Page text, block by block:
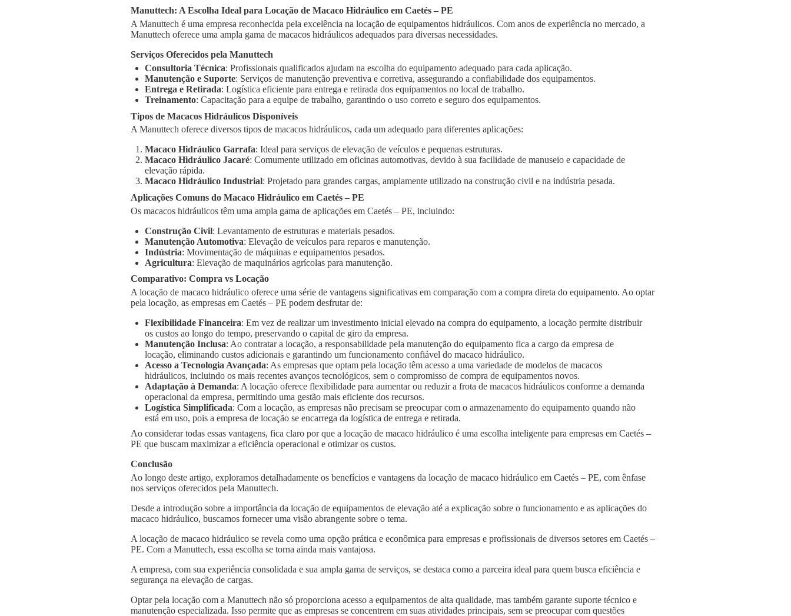
Manuttech: A Escolha Ideal para Locação de Macaco Hidráulico em Caetés – PE
A Manuttech é uma empresa reconhecida pela excelência na locação de equipamentos hidráulicos. Com anos de experiência no mercado, a
Manuttech oferece uma ampla gama de macacos hidráulicos adequados para diversas necessidades.
Serviços Oferecidos pela Manuttech
Consultoria Técnica: Profissionais qualificados ajudam na escolha do equipamento adequado para cada aplicação.
Manutenção e Suporte: Serviços de manutenção preventiva e corretiva, assegurando a confiabilidade dos equipamentos.
Entrega e Retirada: Logística eficiente para entrega e retirada dos equipamentos no local de trabalho.
Treinamento: Capacitação para a equipe de trabalho, garantindo o uso correto e seguro dos equipamentos.
Tipos de Macacos Hidráulicos Disponíveis
A Manuttech oferece diversos tipos de macacos hidráulicos, cada um adequado para diferentes aplicações:
Macaco Hidráulico Garrafa: Ideal para serviços de elevação de veículos e pequenas estruturas.
Macaco Hidráulico Jacaré: Comumente utilizado em oficinas automotivas, devido à sua facilidade de manuseio e capacidade de
elevação rápida.
Macaco Hidráulico Industrial: Projetado para grandes cargas, amplamente utilizado na construção civil e na indústria pesada.
Aplicações Comuns do Macaco Hidráulico em Caetés – PE
Os macacos hidráulicos têm uma ampla gama de aplicações em Caetés – PE, incluindo:
Construção Civil: Levantamento de estruturas e materiais pesados.
Manutenção Automotiva: Elevação de veículos para reparos e manutenção.
Indústria: Movimentação de máquinas e equipamentos pesados.
Agricultura: Elevação de maquinários agrícolas para manutenção.
Comparativo: Compra vs Locação
A locação de macaco hidráulico oferece uma série de vantagens significativas em comparação com a compra direta do equipamento. Ao optar
pela locação, as empresas em Caetés – PE podem desfrutar de:
Flexibilidade Financeira: Em vez de realizar um investimento inicial elevado na compra do equipamento, a locação permite distribuir
os custos ao longo do tempo, preservando o capital de giro da empresa.
Manutenção Inclusa: Ao contratar a locação, a responsabilidade pela manutenção do equipamento fica a cargo da empresa de
locação, eliminando custos adicionais e garantindo um funcionamento confiável do macaco hidráulico.
Acesso a Tecnologia Avançada: As empresas que optam pela locação têm acesso a uma variedade de modelos de macacos
hidráulicos, incluindo os mais recentes avanços tecnológicos, sem o compromisso de compra de equipamentos novos.
Adaptação à Demanda: A locação oferece flexibilidade para aumentar ou reduzir a frota de macacos hidráulicos conforme a demanda
operacional da empresa, permitindo uma gestão mais eficiente dos recursos.
Logística Simplificada: Com a locação, as empresas não precisam se preocupar com o armazenamento do equipamento quando não
está em uso, pois a empresa de locação se encarrega da logística de entrega e retirada.
Ao considerar todas essas vantagens, fica claro por que a locação de macaco hidráulico é uma escolha inteligente para empresas em Caetés –
PE que buscam maximizar a eficiência operacional e otimizar os custos.
Conclusão
Ao longo deste artigo, exploramos detalhadamente os benefícios e vantagens da locação de macaco hidráulico em Caetés – PE, com ênfase
nos serviços oferecidos pela Manuttech.
Desde a introdução sobre a importância da locação de equipamentos de elevação até a explicação sobre o funcionamento e as aplicações do
macaco hidráulico, buscamos fornecer uma visão abrangente sobre o tema.
A locação de macaco hidráulico se revela como uma opção prática e econômica para empresas e profissionais de diversos setores em Caetés –
PE. Com a Manuttech, essa escolha se torna ainda mais vantajosa.
A empresa, com sua experiência consolidada e sua ampla gama de serviços, se destaca como a parceira ideal para quem busca eficiência e
segurança na elevação de cargas.
Optar pela locação com a Manuttech não só proporciona acesso a equipamentos de alta qualidade, mas também garante suporte técnico e
manutenção especializada. Isso permite que as empresas se concentrem em suas atividades principais, sem se preocupar com questões